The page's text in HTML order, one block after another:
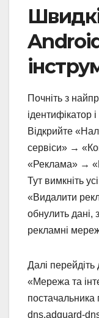
Почніть з
ідентифікатор
Відкрийте
сервіси» →
«Реклама» →
Тут вимкніть
«Видалити
обнулить дані,
рекламні
Далі
«Мережа та
постачальника
dns.adguard-